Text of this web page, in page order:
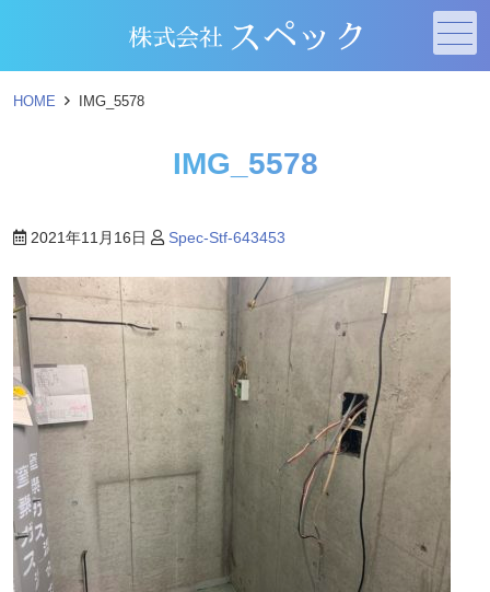
メニュー
HOME IMG_5578
IMG_5578
2021年11月16日 Spec-Stf-643453